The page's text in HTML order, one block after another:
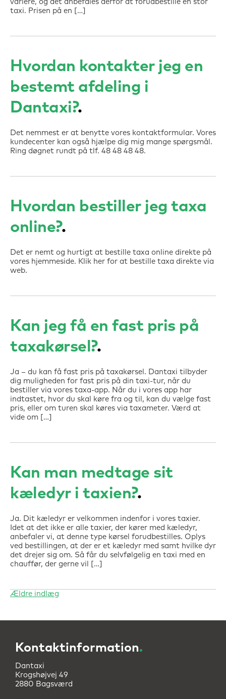
variere, og det anbefales derfor at forudbestille en stor
taxi. Prisen på en […]
Hvordan kontakter jeg en
bestemt afdeling i
Dantaxi?
Det nemmest er at benytte vores kontaktformular. Vores
kundecenter kan også hjælpe dig mig mange spørgsmål.
Ring døgnet rundt på tlf. 48 48 48 48.
Hvordan bestiller jeg taxa
online?
Det er nemt og hurtigt at bestille taxa online direkte på
vores hjemmeside. Klik her for at bestille taxa direkte via
web.
Kan jeg få en fast pris på
taxakørsel?
Ja – du kan få fast pris på taxakørsel. Dantaxi tilbyder
dig muligheden for fast pris på din taxi-tur, når du
bestiller via vores taxa-app. Når du i vores app har
indtastet, hvor du skal køre fra og til, kan du vælge fast
pris, eller om turen skal køres via taxameter. Værd at
vide om […]
Kan man medtage sit
kæledyr i taxien?
Ja. Dit kæledyr er velkommen indenfor i vores taxier.
Idet at det ikke er alle taxier, der kører med kæledyr,
anbefaler vi, at denne type kørsel forudbestilles. Oplys
ved bestillingen, at der er et kæledyr med samt hvilke dyr
det drejer sig om. Så får du selvfølgelig en taxi med en
chauffør, der gerne vil […]
Navigation
til
indlæg
Ældre indlæg
Kontaktinformation.
Dantaxi
Krogshøjvej 49
2880 Bagsværd